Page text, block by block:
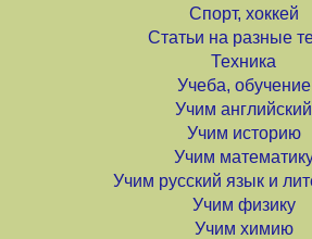
Спорт, хоккей
Статьи на разные
Техника
Учеба, обучение
Учим английский
Учим историю
Учим
Учим русский язык и
Учим физику
Учим химию